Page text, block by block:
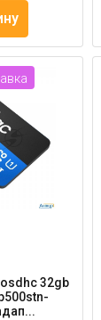
32gb